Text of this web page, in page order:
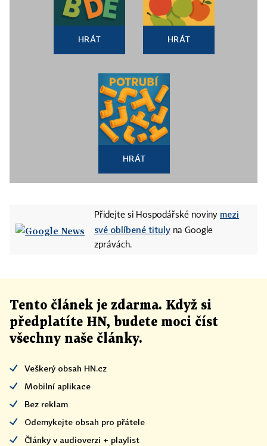
HRÁT HRÁT
HRÁT
Přidejte si Hospodářské noviny mezi
své oblíbené tituly na Google
zprávách.
Tento článek je zdarma. Když si
předplatíte HN, budete moci číst
všechny naše články.
Veškerý obsah HN.cz
Mobilní aplikace
Bez reklam
Odemykejte obsah pro přátele
Články v audioverzi + playlist